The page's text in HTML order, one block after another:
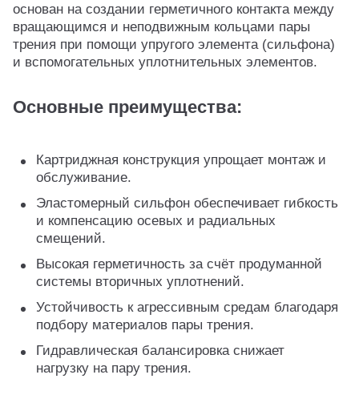
основан на создании герметичного контакта между
вращающимся и неподвижным кольцами пары
трения при помощи упругого элемента (сильфона)
и вспомогательных уплотнительных элементов.
Основные преимущества:
Картриджная конструкция упрощает монтаж и
обслуживание.
Эластомерный сильфон обеспечивает гибкость
и компенсацию осевых и радиальных
смещений.
Высокая герметичность за счёт продуманной
системы вторичных уплотнений.
Устойчивость к агрессивным средам благодаря
подбору материалов пары трения.
Гидравлическая балансировка снижает
нагрузку на пару трения.